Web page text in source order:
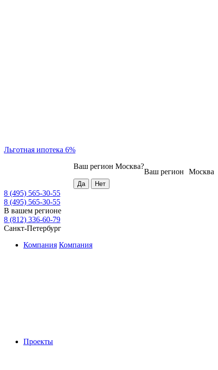
Льготная ипотека 6%
Москва
Ваш регион
Ваш регион Москва?
8 (495) 565-30-55
8 (495) 565-30-55
В вашем регионе
8 (812) 336-60-79
Санкт-Петербург
Компания Компания
Проекты